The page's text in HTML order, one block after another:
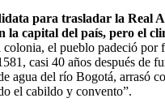
para trasladar la Real
la capital del país, pero el
colonia, el pueblo padeció por
casi 40 años después de
agua del río Bogotá, arrasó
el cabildo y convento”.